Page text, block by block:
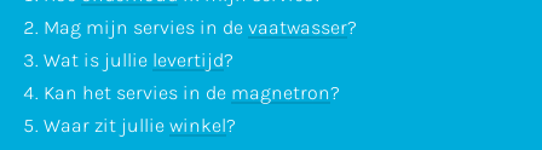
Mag mijn servies in de vaatwasser?
Wat is jullie levertijd?
Kan het servies in de magnetron?
Waar zit jullie winkel?